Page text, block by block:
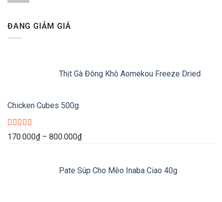
ĐANG GIẢM GIÁ
Thịt Gà Đông Khô Aomekou Freeze Dried
Chicken Cubes 500g
Được
xếp
170.000₫ – 800.000₫Khoảng
170.000₫
Pate Súp Cho Mèo Inaba Ciao 40g